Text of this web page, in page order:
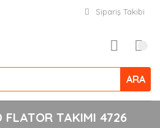
Sipariş Takibi
ARA
FLATOR TAKIMI 4726